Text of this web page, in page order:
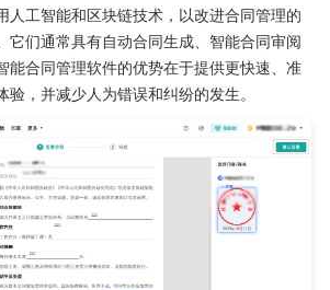
人工智能和区块链技术，以改进合同管理的
它们通常具有自动合同生成、智能合同审阅
能合同管理软件的优势在于提供更快速、准
，并减少人为错误和纠纷的发生。